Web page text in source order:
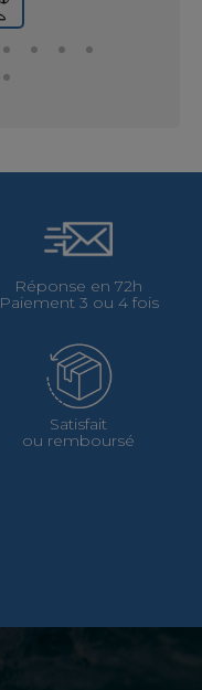
Réponse en 72h
Paiement 3 ou 4 fois
Satisfait
ou remboursé